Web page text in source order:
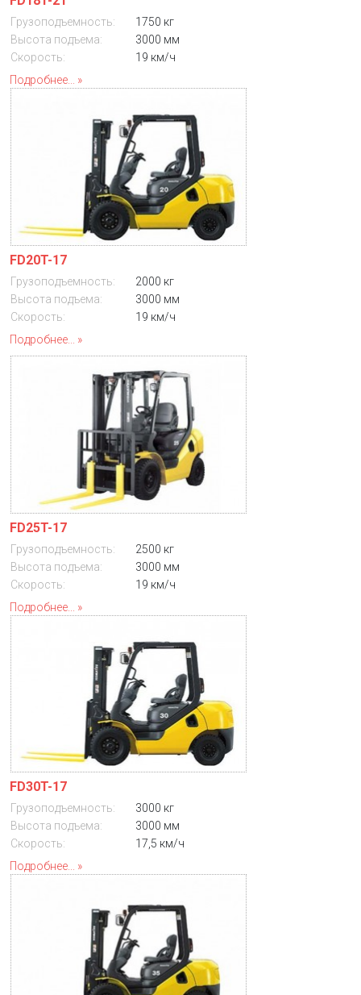
Грузоподъемность:
1750 кг
Высота подъема:
3000 мм
Скорость:
19 км/ч
Подробнее...
FD20T-17
Грузоподъемность:
2000 кг
Высота подъема:
3000 мм
Скорость:
19 км/ч
Подробнее...
FD25T-17
Грузоподъемность:
2500 кг
Высота подъема:
3000 мм
Скорость:
19 км/ч
Подробнее...
FD30T-17
Грузоподъемность:
3000 кг
Высота подъема:
3000 мм
Скорость:
17,5 км/ч
Подробнее...